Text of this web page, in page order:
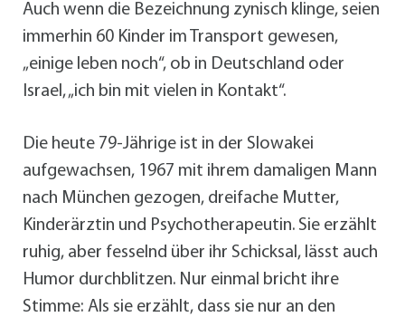
Auch wenn die Bezeichnung zynisch klinge, seien
immerhin 60 Kinder im Transport gewesen,
„einige leben noch“, ob in Deutschland oder
Israel, „ich bin mit vielen in Kontakt“.
Die heute 79-Jährige ist in der Slowakei
aufgewachsen, 1967 mit ihrem damaligen Mann
nach München gezogen, dreifache Mutter,
Kinderärztin und Psychotherapeutin. Sie erzählt
ruhig, aber fesselnd über ihr Schicksal, lässt auch
Humor durchblitzen. Nur einmal bricht ihre
Stimme: Als sie erzählt, dass sie nur an den